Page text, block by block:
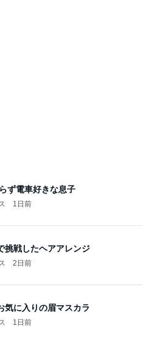
ず電車好きな息子
1日前
挑戦したヘアアレンジ
2日前
気に入りの眉マスカラ
1日前